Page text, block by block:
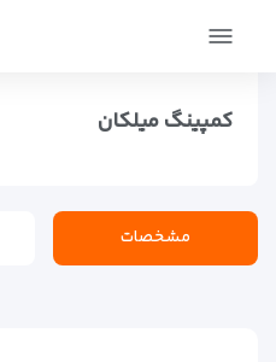
صفحه اصلی
کمپینگ میلکان
مشخصات